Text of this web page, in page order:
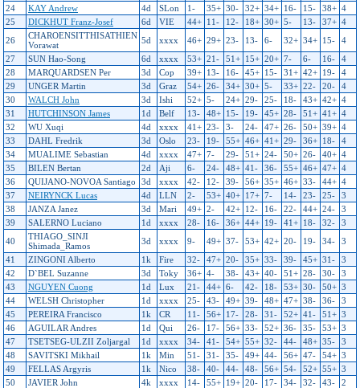
24
KAY Andrew 4d SLon 1- 35+ 30- 32+ 34+ 16- 15- 38+ 4
25
DICKHUT Franz-Josef 6d VIE 44+ 11- 12- 18+ 30+ 5- 13- 37+ 4
26
CHAROENSITTHISATHIEN
Vorawat
5d xxxx 46+ 29+ 23- 13- 6- 32+ 34+ 15-
4
27
SUN Hao-Song 6d xxxx 53+ 21- 51+ 15+ 20+ 7- 6- 16-
4
28
MARQUARDSEN Per 3d Cop 39+ 13- 16- 45+ 15- 31+ 42+ 19-
4
29
UNGER Martin 3d Graz 54+ 26- 34+ 30+ 5- 33+ 22- 20-
4
30
WALCH John 3d Ishi 52+ 5- 24+ 29- 25- 18- 43+ 42+ 4
31
HUTCHINSON James 1d Belf 13- 48+ 15- 19- 45+ 28- 51+ 41+ 4
32
WU Xuqi 4d xxxx 41+ 23- 3- 24- 47+ 26- 50+ 39+ 4
33
DAHL Fredrik 3d Oslo 23- 19- 55+ 46+ 41+ 29- 36+ 18-
4
34
MUALIME Sebastian 4d xxxx 47+ 7- 29- 51+ 24- 50+ 26- 40+ 4
35
BILEN Bertan 2d Aji 6- 24- 48+ 41- 36- 55+ 46+ 47+ 4
36
QUIJANO-NOVOA Santiago 3d xxxx 42- 12- 39- 56+ 35+ 46+ 33- 44+ 4
37
NEIRYNCK Lucas 4d LLN 2- 53+ 40+ 17+ 7- 14- 23- 25-
3
38
JANZA Janez 3d Mari 49+ 2- 42+ 12- 16- 22- 44+ 24-
3
39
SALERNO Luciano 1d xxxx 28- 16- 36+ 44+ 19- 41+ 18- 32-
3
40
THIAGO_SINJI
Shimada_Ramos
3d xxxx 9- 49+ 37- 53+ 42+ 20- 19- 34-
3
41
ZINGONI Alberto 1k Fire 32- 47+ 20- 35+ 33- 39- 45+ 31-
3
42
D`BEL Suzanne 3d Toky 36+ 4- 38- 43+ 40- 51+ 28- 30-
3
43
NGUYEN Cuong 1d Lux 21- 44+ 6- 42- 18- 53+ 30- 50+ 3
44
WELSH Christopher 1d xxxx 25- 43- 49+ 39- 48+ 47+ 38- 36-
3
45
PEREIRA Francisco 1k CR 11- 56+ 17- 28- 31- 52+ 41- 51+ 3
46
AGUILAR Andres 1d Qui 26- 17- 56+ 33- 52+ 36- 35- 53+ 3
47
TSETSEG-ULZII Zoljargal 1d xxxx 34- 41- 54+ 55+ 32- 44- 48+ 35-
3
48
SAVITSKI Mikhail 1k Min 51- 31- 35- 49+ 44- 56+ 47- 54+ 3
49
FELLAS Argyris 1k Nico 38- 40- 44- 48- 56+ 54- 52+ 55+ 3
50
JAVIER John 4k xxxx 14- 55+ 19+ 20- 17- 34- 32- 43-
2